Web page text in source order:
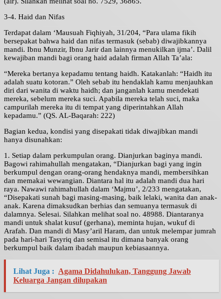
3-4. Haid dan Nifas
Terdapat dalam ‘Mausuah Fiqhiyah, 31/204, “Para ulama fikih
bersepakat bahwa haid dan nifas termasuk (sebab) diwajibkannya
mandi. Ibnu Munzir, Ibnu Jarir dan lainnya menukilkan ijma’. Dalil
kewajiban mandi bagi orang haid adalah firman Allah Ta’ala:
“Mereka bertanya kepadamu tentang haidh. Katakanlah: “Haidh itu
adalah suatu kotoran.” Oleh sebab itu hendaklah kamu menjauhkan
diri dari wanita di waktu haidh; dan janganlah kamu mendekati
mereka, sebelum mereka suci. Apabila mereka telah suci, maka
campurilah mereka itu di tempat yang diperintahkan Allah
kepadamu.” (QS. AL-Baqarah: 222)
Bagian kedua, kondisi yang disepakati tidak diwajibkan mandi
hanya disunahkan:
1. Setiap dalam perkumpulan orang. Dianjurkan baginya mandi.
Bagowi rahimahullah mengatakan, “Dianjurkan bagi yang ingin
berkumpul dengan orang-orang hendaknya mandi, membersihkan
dan memakai wewangian. Diantara hal itu adalah mandi dua hari
raya. Nawawi rahimahullah dalam ‘Majmu’, 2/233 mengatakan,
“Disepakati sunah bagi masing-masing, baik lelaki, wanita dan anak-
anak. Karena dimaksudkan berhias dan semuanya termasuk di
dalamnya. Selesai. Silahkan melihat soal no. 48988. Diantaranya
mandi untuk shalat kusuf (gerhana), meminta hujan, wukuf di
Arafah. Dan mandi di Masy’aril Haram, dan untuk melempar jumrah
pada hari-hari Tasyriq dan semisal itu dimana banyak orang
berkumpul baik dalam ibadah maupun kebiasaannya.
Lihat Juga : Agama Didahulukan, Tanggung Jawab
Keluarga Jangan dilupakan